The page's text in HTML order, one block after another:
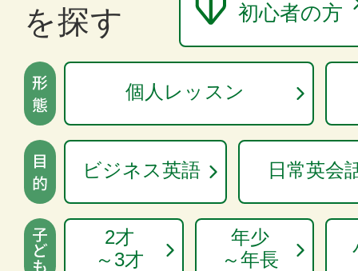
を探す
初心者の方
個人レッスン
ビジネス英語 日常英会
2才
～3才
年少
～年長